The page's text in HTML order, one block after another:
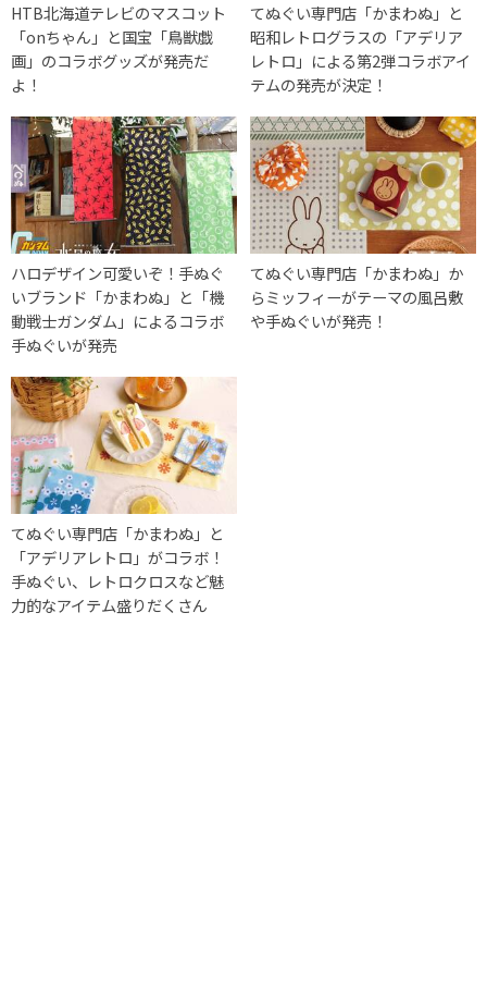
HTB北海道テレビのマスコット
「onちゃん」と国宝「鳥獣戯
画」のコラボグッズが発売だ
よ！
てぬぐい専門店「かまわぬ」と
昭和レトログラスの「アデリア
レトロ」による第2弾コラボアイ
テムの発売が決定！
ハロデザイン可愛いぞ！手ぬぐ
いブランド「かまわぬ」と「機
動戦士ガンダム」によるコラボ
手ぬぐいが発売
てぬぐい専門店「かまわぬ」か
らミッフィーがテーマの風呂敷
や手ぬぐいが発売！
てぬぐい専門店「かまわぬ」と
「アデリアレトロ」がコラボ！
手ぬぐい、レトロクロスなど魅
力的なアイテム盛りだくさん